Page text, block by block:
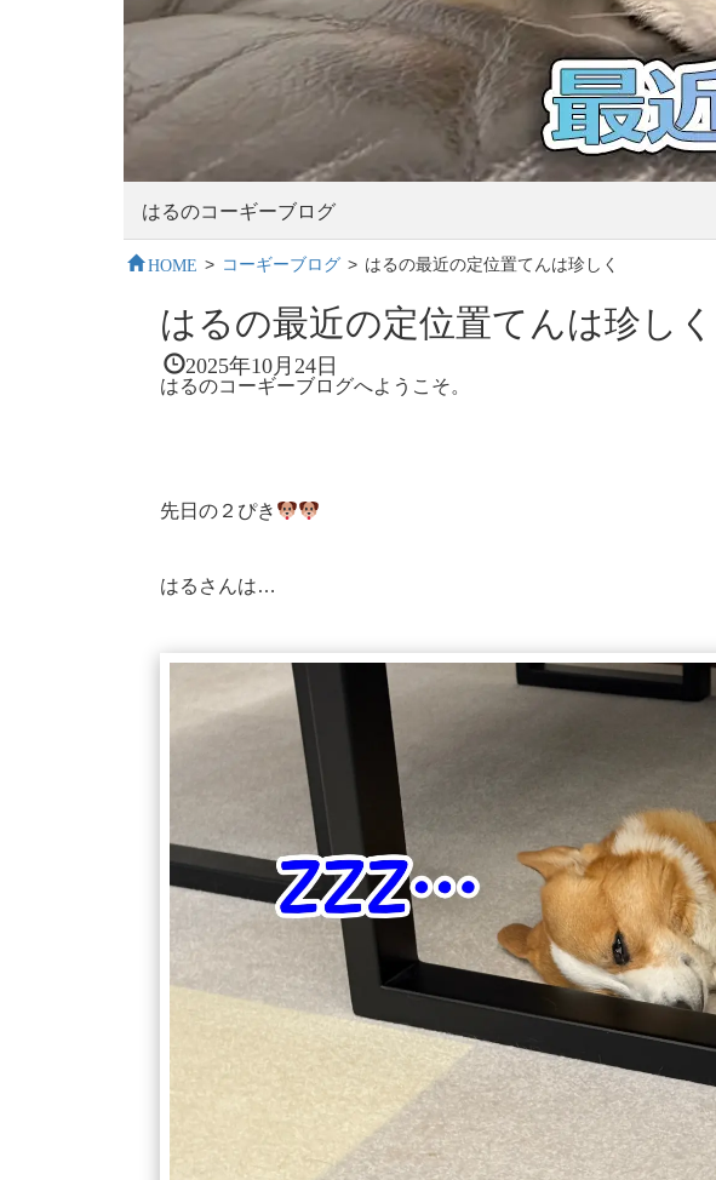
はるのコーギーブログ
HOME > コーギーブログ > はるの最近の定位置てんは珍しく
はるの最近の定位置てんは珍しく
2025年10月24日
はるのコーギーブログへようこそ。
先日の２ぴき
はるさんは…